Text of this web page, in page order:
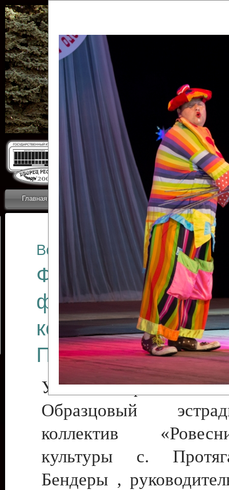
Главная Коллективы Новости
ОТЧЕТЫ ГКЦ
Все отчеты
Финал
фестиваля
коллективов
Приднестровского
Участники фестиваля:
Образцовый
коллектив
культуры с.
Бендеры ,